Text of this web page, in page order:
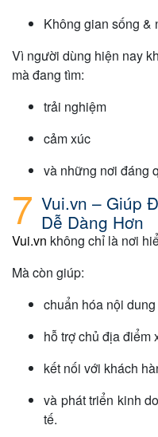
Không gian sống &
Vì người dùng hiện nay
mà đang tìm:
trải nghiệm
cảm xúc
và những nơi đáng
Vui.vn – Giúp
Dễ Dàng Hơn
Vui.vn không chỉ là nơi
Mà còn giúp:
chuẩn hóa nội
hỗ trợ chủ địa điểm
kết nối với khách
và phát triển kinh
tế.